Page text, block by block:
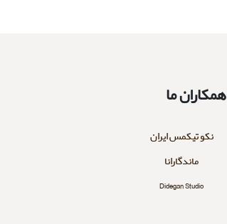
همکاران ما
نکو تیکمس ایران
ماندگارانا
Didegan Studio